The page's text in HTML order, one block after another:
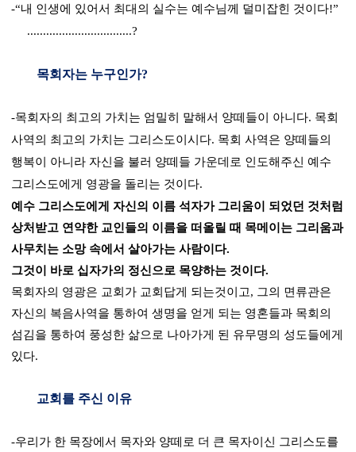
-“내 인생에 있어서 최대의 실수는 예수님께 덜미잡힌 것이다!”
.................................?
목회자는 누구인가?
-목회자의 최고의 가치는 엄밀히 말해서 양떼들이 아니다. 목회
사역의 최고의 가치는 그리스도이시다. 목회 사역은 양떼들의
행복이 아니라 자신을 불러 양떼들 가운데로 인도해주신 예수
그리스도에게 영광을 돌리는 것이다.
예수 그리스도에게 자신의 이름 석자가 그리움이 되었던 것처럼
상처받고 연약한 교인들의 이름을 떠올릴 때 목메이는 그리움과
사무치는 소망 속에서 살아가는 사람이다.
그것이 바로 십자가의 정신으로 목양하는 것이다.
목회자의 영광은 교회가 교회답게 되는것이고, 그의 면류관은
자신의 복음사역을 통하여 생명을 얻게 되는 영혼들과 목회의
섬김을 통하여 풍성한 삶으로 나아가게 된 유무명의 성도들에게
있다.
교회를 주신 이유
-우리가 한 목장에서 목자와 양떼로 더 큰 목자이신 그리스도를